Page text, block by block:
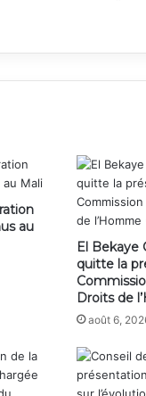
au
El Bekaye
quitte la
Droits de
août 6,